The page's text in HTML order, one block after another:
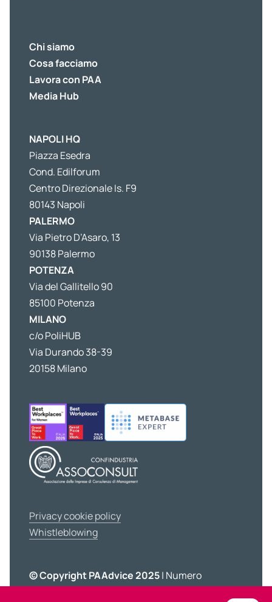
Chi siamo
Cosa facciamo
Lavora con PAA
Media Hub
NAPOLI HQ
Piazza Esedra
Cond. Edilforum
Centro Direzionale Is. F9
80143 Napoli
PALERMO
Via Pietro D’Asaro, 13
90138 Palermo
POTENZA
Via del Gallitello 90
85100 Potenza
MILANO
c/o PoliHUB
Via Durando 38-39
20158 Milano
Privacy cookie policy
Whistleblowing
© Copyright PAAdvice 2025| Numero